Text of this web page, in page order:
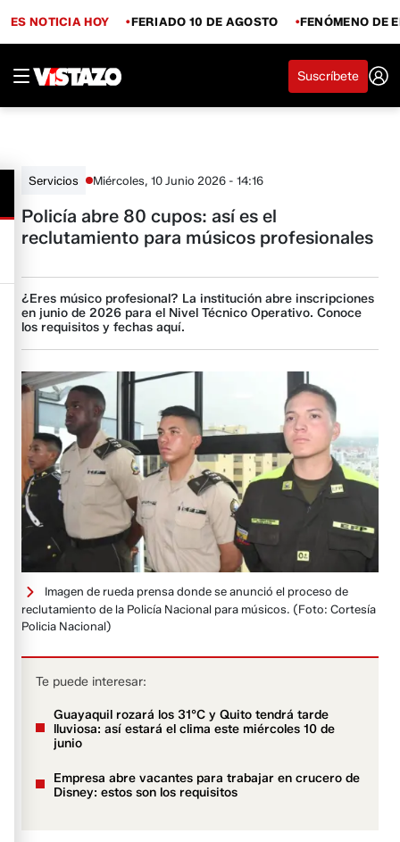
ES NOTICIA HOY FERIADO 10 DE AGOSTO FENÓMENO DE
Suscríbete
Servicios Miércoles, 10 Junio 2026 - 14:16
Policía abre 80 cupos: así es el
reclutamiento para músicos profesionales
¿Eres músico profesional? La institución abre inscripciones
en junio de 2026 para el Nivel Técnico Operativo. Conoce
los requisitos y fechas aquí.
Imagen de rueda prensa donde se anunció el proceso de
reclutamiento de la Policía Nacional para músicos. (Foto: Cortesía
Policia Nacional)
Te puede interesar:
Guayaquil rozará los 31°C y Quito tendrá tarde
lluviosa: así estará el clima este miércoles 10 de
junio
Empresa abre vacantes para trabajar en crucero de
Disney: estos son los requisitos